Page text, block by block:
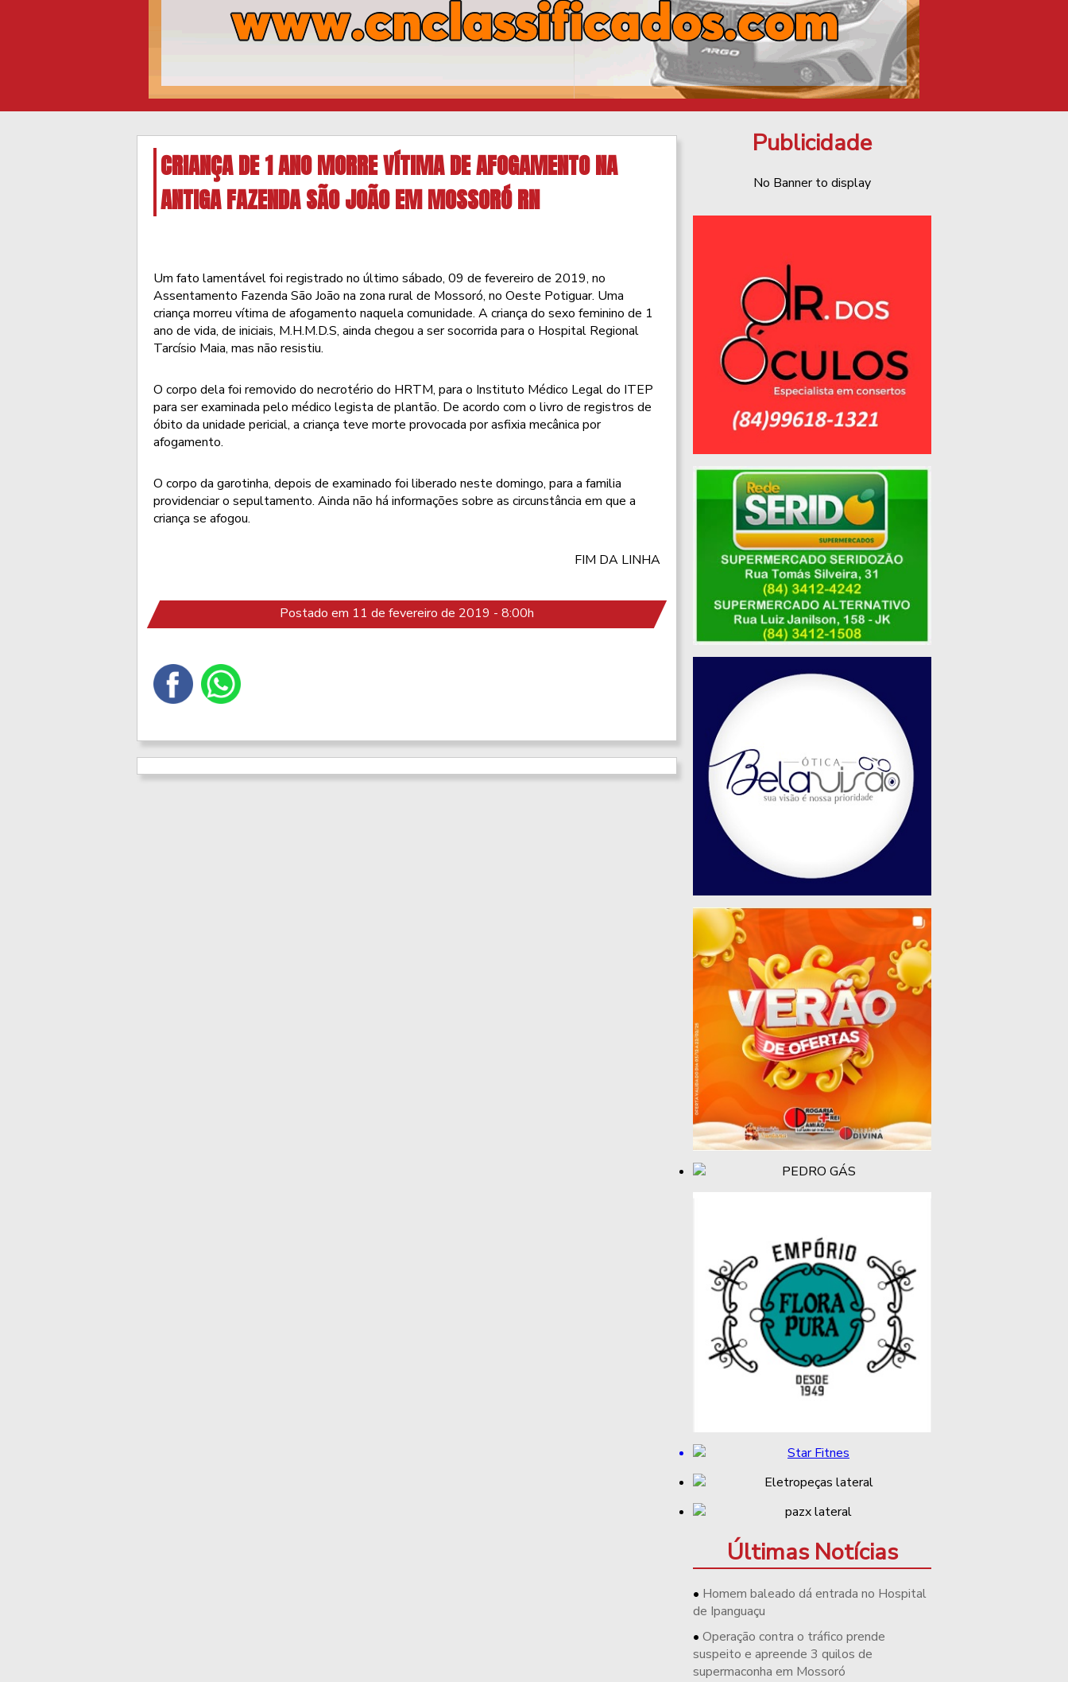
CRIANÇA DE 1 ANO MORRE VÍTIMA DE AFOGAMENTO NA
ANTIGA FAZENDA SÃO JOÃO EM MOSSORÓ RN
Um fato lamentável foi registrado no último sábado, 09 de fevereiro de 2019, no
Assentamento Fazenda São João na zona rural de Mossoró, no Oeste Potiguar. Uma
criança morreu vítima de afogamento naquela comunidade. A criança do sexo feminino de 1
ano de vida, de iniciais, M.H.M.D.S, ainda chegou a ser socorrida para o Hospital Regional
Tarcísio Maia, mas não resistiu.
O corpo dela foi removido do necrotério do HRTM, para o Instituto Médico Legal do ITEP
para ser examinada pelo médico legista de plantão. De acordo com o livro de registros de
óbito da unidade pericial, a criança teve morte provocada por asfixia mecânica por
afogamento.
O corpo da garotinha, depois de examinado foi liberado neste domingo, para a familia
providenciar o sepultamento. Ainda não há informações sobre as circunstância em que a
criança se afogou.
FIM DA LINHA
Postado em 11 de fevereiro de 2019 - 8:00h
Publicidade
No Banner to display
Últimas Notícias
Homem baleado dá entrada no Hospital
de Ipanguaçu
Operação contra o tráfico prende
suspeito e apreende 3 quilos de
supermaconha em Mossoró